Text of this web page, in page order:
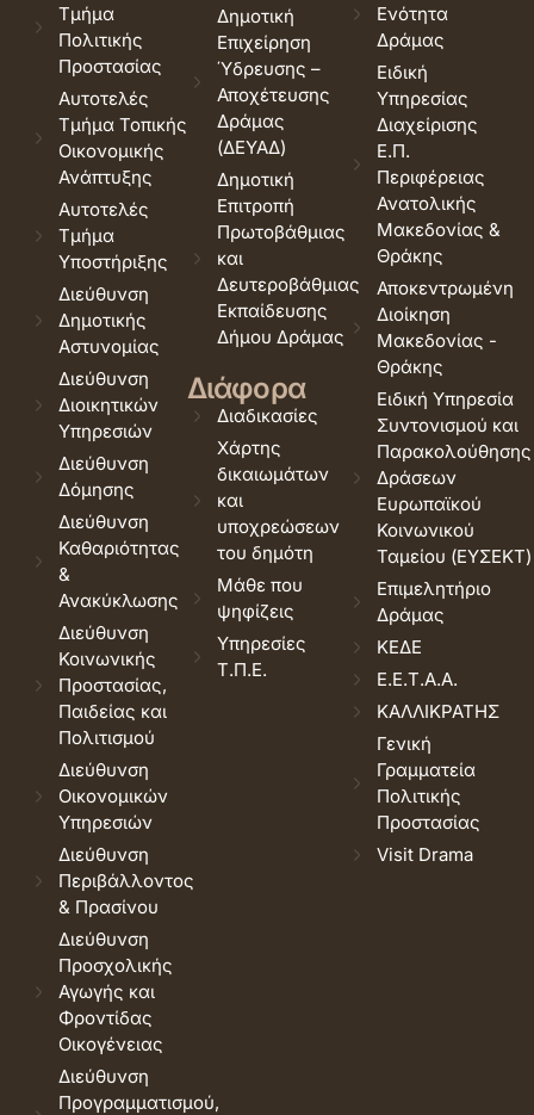
Τμήμα
Πολιτικής
Προστασίας
Αυτοτελές
Τμήμα Τοπικής
Οικονομικής
Ανάπτυξης
Αυτοτελές
Τμήμα
Υποστήριξης
Διεύθυνση
Δημοτικής
Αστυνομίας
Διεύθυνση
Διοικητικών
Υπηρεσιών
Διεύθυνση
Δόμησης
Διεύθυνση
Καθαριότητας
&
Ανακύκλωσης
Διεύθυνση
Κοινωνικής
Προστασίας,
Παιδείας και
Πολιτισμού
Διεύθυνση
Οικονομικών
Υπηρεσιών
Διεύθυνση
Περιβάλλοντος
& Πρασίνου
Διεύθυνση
Προσχολικής
Αγωγής και
Φροντίδας
Οικογένειας
Διεύθυνση
Προγραμματισμού,
Δημοτική
Επιχείρηση
Ύδρευσης –
Αποχέτευσης
Δράμας
(ΔΕΥΑΔ)
Δημοτική
Επιτροπή
Πρωτοβάθμιας
και
Δευτεροβάθμιας
Εκπαίδευσης
Δήμου Δράμας
Διάφορα
Διαδικασίες
Χάρτης
δικαιωμάτων
και
υποχρεώσεων
του δημότη
Μάθε που
ψηφίζεις
Υπηρεσίες
Τ.Π.Ε.
Ενότητα
Δράμας
Ειδική
Υπηρεσίας
Διαχείρισης
Ε.Π.
Περιφέρειας
Ανατολικής
Μακεδονίας &
Θράκης
Αποκεντρωμένη
Διοίκηση
Μακεδονίας -
Θράκης
Ειδική Υπηρεσία
Συντονισμού και
Παρακολούθησης
Δράσεων
Ευρωπαϊκού
Κοινωνικού
Ταμείου (ΕΥΣΕΚΤ)
Επιμελητήριο
Δράμας
ΚΕΔΕ
Ε.Ε.Τ.Α.Α.
ΚΑΛΛΙΚΡΑΤΗΣ
Γενική
Γραμματεία
Πολιτικής
Προστασίας
Visit Drama